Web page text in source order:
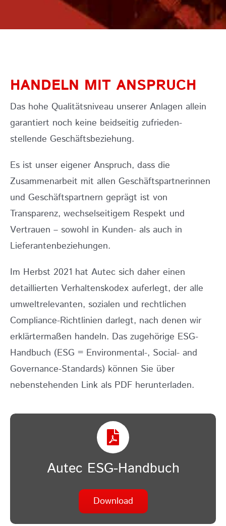
HANDELN MIT ANSPRUCH
Das hohe Qualitätsniveau unserer Anlagen allein
garantiert noch keine beidseitig zufrieden­
stellende Geschäftsbeziehung.
Es ist unser eigener Anspruch, dass die
Zusammenarbeit mit allen Geschäftspartnerinnen
und Geschäftspartnern geprägt ist von
Transparenz, wechselseitigem Respekt und
Vertrauen – sowohl in Kunden- als auch in
Lieferantenbeziehungen.
Im Herbst 2021 hat Autec sich daher einen
detaillierten Verhaltenskodex auferlegt, der alle
umweltrelevanten, sozialen und rechtlichen
Compliance-Richtlinien darlegt, nach denen wir
erklärtermaßen handeln. Das zugehörige ESG-
Handbuch (ESG = Environmental-, Social- and
Governance-Standards) können Sie über
nebenstehenden Link als PDF herunterladen.
Autec ESG-Handbuch
Download